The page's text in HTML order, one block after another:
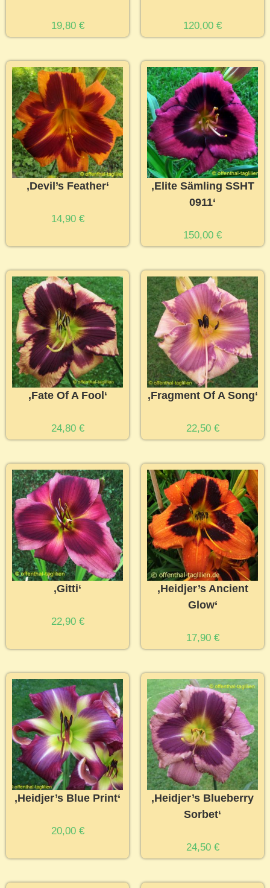
19,80 € 120,00 €
‚Devil’s Feather‘
14,90 €
‚Elite Sämling SSHT
0911‘
150,00 €
‚Fate Of A Fool‘
24,80 €
‚Fragment Of A Song‘
22,50 €
‚Gitti‘
22,90 €
‚Heidjer’s Ancient
Glow‘
17,90 €
‚Heidjer’s Blue Print‘
20,00 €
‚Heidjer’s Blueberry
Sorbet‘
24,50 €